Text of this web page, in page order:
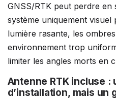
GNSS/RTK peut perdre en
système uniquement
lumière rasante, les
environnement trop
limiter les angles morts en
Antenne RTK incluse :
d’installation, mais un